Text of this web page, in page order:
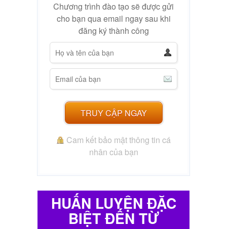
Chương trình đào tạo sẽ được gửi
cho bạn qua email ngay sau khi
đăng ký thành công
TRUY CẬP NGAY
Cam kết bảo mật thông tin cá
nhân của bạn
HUẤN LUYỆN ĐẶC
BIỆT ĐẾN TỪ